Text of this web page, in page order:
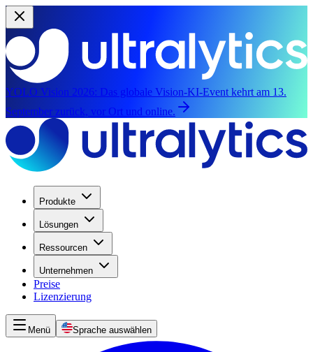
YOLO Vision 2026: Das globale Vision-KI-Event kehrt am 13.
September zurück, vor Ort und online.
Produkte
Lösungen
Ressourcen
Unternehmen
Preise
Lizenzierung
Menü Sprache auswählen